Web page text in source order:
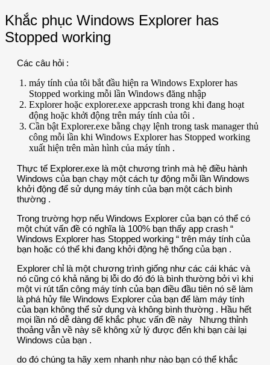
Khắc phục Windows Explorer has
Stopped working
Các câu hỏi :
máy tính của tôi bắt đầu hiện ra Windows Explorer has
Stopped working mỗi lần Windows đăng nhập
Explorer hoặc explorer.exe appcrash trong khi đang hoạt
động hoặc khởi động trên máy tính của tôi .
Cần bật Explorer.exe bằng chạy lệnh trong task manager thủ
công mỗi lần khi Windows Explorer has Stopped working
xuất hiện trên màn hình của máy tính .
Thực tế Explorer.exe là một chương trình mà hệ điều hành
Windows của bạn chạy một cách tự động mỗi lần Windows
khởi động để sử dụng máy tính của bạn một cách bình
thường .
Trong trường hợp nếu Windows Explorer của bạn có thể có
một chút vấn đề có nghĩa là 100% bạn thấy app crash “
Windows Explorer has Stopped working “ trên máy tính của
bạn hoặc có thể khi đang khởi động hệ thống của bạn .
Explorer chỉ là một chương trình giống như các cái khác và
nó cũng có khả năng bị lỗi do đó đó là bình thường bởi vì khi
một vi rút tấn công máy tính của bạn điều đầu tiên nó sẽ làm
là phá hủy file Windows Explorer của bạn để làm máy tính
của bạn không thể sử dụng và không bình thường . Hầu hết
mọi lần nó dễ dàng để khắc phục vấn đề này Nhưng thỉnh
thoảng vẫn về này sẽ không xử lý được đến khi bạn cài lại
Windows của bạn .
do đó chúng ta hãy xem nhanh như nào bạn có thể khắc